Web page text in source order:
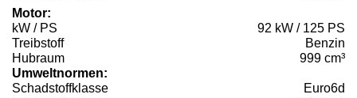
Motor:
kW / PS
92 kW / 125 PS
Treibstoff
Benzin
Hubraum
999 cm³
Umweltnormen:
Schadstoffklasse
Euro6d